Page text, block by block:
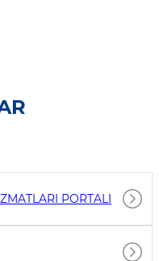
PORTALI